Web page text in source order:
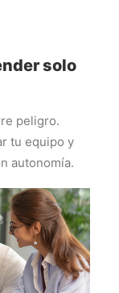
solo
peligro.
tu equipo y
autonomía.